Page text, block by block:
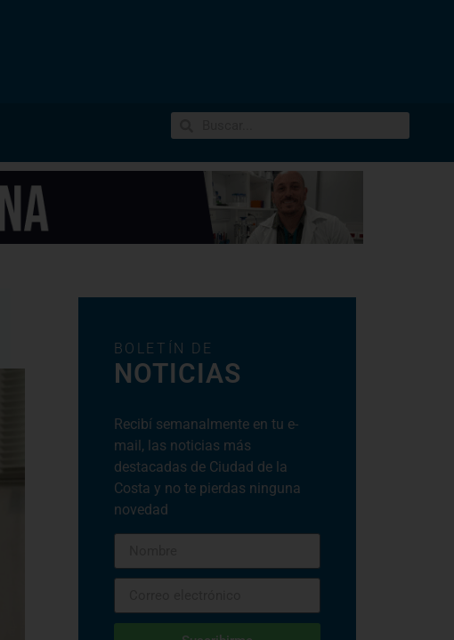
BOLETÍN DE
NOTICIAS
Recibí semanalmente en tu e-
mail, las noticias más
destacadas de Ciudad de la
Costa y no te pierdas ninguna
novedad